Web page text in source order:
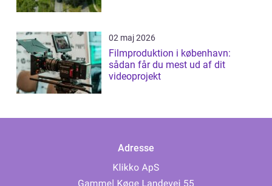
02 maj 2026
Filmproduktion i københavn:
sådan får du mest ud af dit
videoprojekt
Adresse